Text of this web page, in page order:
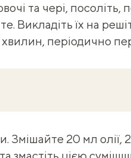
та чері, посоліть,
Викладіть їх на
хвилин, періодично
Змішайте 20 мл олії,